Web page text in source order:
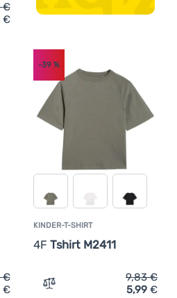
T-Shirt Regatta Alvarado Night
€
€
T-Shirt 4F Polo Shirt M614 Navy'
€
€
KINDER-T-SHIRT
4F Tshirt M2411
-39%
Zum Vergleich 'Kinder-T-
9,83€
5,99 €